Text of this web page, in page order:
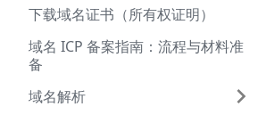
下载域名证书（所有权证明）
域名 ICP 备案指南：流程与材料准
备
域名解析